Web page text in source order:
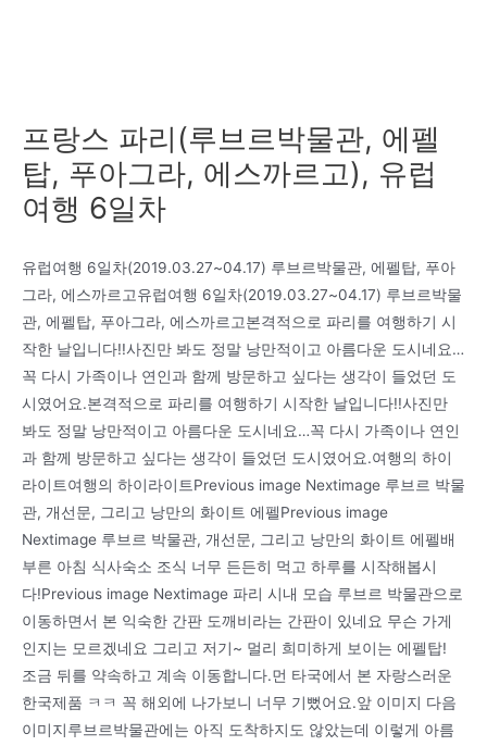
프랑스 파리(루브르박물관, 에펠
탑, 푸아그라, 에스까르고), 유럽
여행 6일차
유럽여행 6일차(2019.03.27~04.17) 루브르박물관, 에펠탑, 푸아
그라, 에스까르고유럽여행 6일차(2019.03.27~04.17) 루브르박물
관, 에펠탑, 푸아그라, 에스까르고본격적으로 파리를 여행하기 시
작한 날입니다!!사진만 봐도 정말 낭만적이고 아름다운 도시네요…
꼭 다시 가족이나 연인과 함께 방문하고 싶다는 생각이 들었던 도
시였어요.본격적으로 파리를 여행하기 시작한 날입니다!!사진만
봐도 정말 낭만적이고 아름다운 도시네요…꼭 다시 가족이나 연인
과 함께 방문하고 싶다는 생각이 들었던 도시였어요.여행의 하이
라이트여행의 하이라이트Previous image Nextimage 루브르 박물
관, 개선문, 그리고 낭만의 화이트 에펠Previous image
Nextimage 루브르 박물관, 개선문, 그리고 낭만의 화이트 에펠배
부른 아침 식사숙소 조식 너무 든든히 먹고 하루를 시작해봅시
다!Previous image Nextimage 파리 시내 모습 루브르 박물관으로
이동하면서 본 익숙한 간판 도깨비라는 간판이 있네요 무슨 가게
인지는 모르겠네요 그리고 저기~ 멀리 희미하게 보이는 에펠탑!
조금 뒤를 약속하고 계속 이동합니다.먼 타국에서 본 자랑스러운
한국제품 ㅋㅋ 꼭 해외에 나가보니 너무 기뻤어요.앞 이미지 다음
이미지루브르박물관에는 아직 도착하지도 않았는데 이렇게 아름